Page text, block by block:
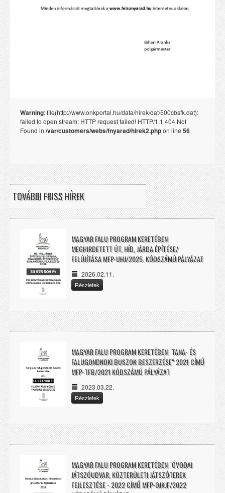
Warning: file(http://www.onkportal.hu/data/hirek/dat/500cbsfk.dat):
failed to open stream: HTTP request failed! HTTP/1.1 404 Not
Found in /var/customers/webs/fnyarad/hirek2.phpon line 56
TOVÁBBI FRISS HÍREK
MAGYAR FALU PROGRAM KERETÉBEN
MEGHIRDETETT ÚT, HÍD, JÁRDA ÉPÍTÉSE/
FELÚJÍTÁSA MFP-UHJ/2025. KÓDSZÁMÚ PÁLYÁZAT
2026.02.11.
Részletek
MAGYAR FALU PROGRAM KERETÉBEN "TANA- ÉS
FALUGONDNOKI BUSZOK BESZERZÉSE" 2021 CÍMŰ
MFP-TFB/2021 KÓDSZÁMÚ PÁLYÁZAT
2023.03.22.
Részletek
MAGYAR FALU PROGRAM KERETÉBEN "ÓVODAI
JÁTSZÓUDVAR, KÖZTERÜLETI JÁTSZÓTEREK
FEJLESZTÉSE - 2022 CÍMŰ MFP-OJKJF/2022